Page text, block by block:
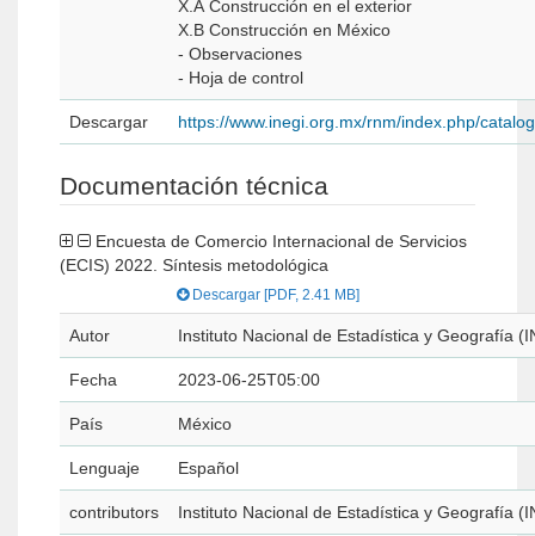
X.A Construcción en el exterior
X.B Construcción en México
- Observaciones
- Hoja de control
Descargar https://www.inegi.org.mx/rnm/index.php/
Documentación técnica
(ECIS) 2022. Síntesis metodológica
Descargar [PDF, 2.41 MB]
Autor Instituto Nacional de Estadística y Geografía
Fecha 2023-06-25T05:00
País México
Lenguaje Español
contributors Instituto Nacional de Estadística y Geografía